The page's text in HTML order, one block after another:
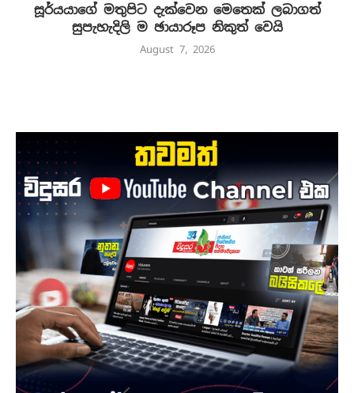
සූර්යයාගේ මතුපිට දැක්වෙන මෙතෙක් ලබාගත්
සුපැහැදිලි ම ඡායාරූප නිකුත් වෙයි
August 7, 2026